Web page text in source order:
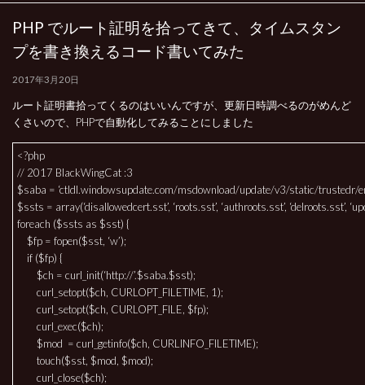
PHP でルート証明を拾ってきて、タイムスタン
プを書き換えるコード書いてみた
2017年3月20日
ルート証明書拾ってくるのはいいんですが、更新日時調べるのがめんど
くさいので、PHPで自動化してみることにしました
<?php
// 2017 BlackWingCat :3
$saba = ‘ctldl.windowsupdate.com/msdownload/update/v3/static/trustedr/
$ssts = array(‘disallowedcert.sst’, ‘roots.sst’, ‘authroots.sst’, ‘delroots.sst’,
foreach ($ssts as $sst) {
$fp = fopen($sst, ‘w’);
if ($fp) {
$ch = curl_init(‘http://’.$saba.$sst);
curl_setopt($ch, CURLOPT_FILETIME, 1);
curl_setopt($ch, CURLOPT_FILE, $fp);
curl_exec($ch);
$mod = curl_getinfo($ch, CURLINFO_FILETIME);
touch($sst, $mod, $mod);
curl_close($ch);